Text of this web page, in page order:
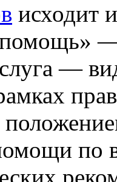
исходит
—
по